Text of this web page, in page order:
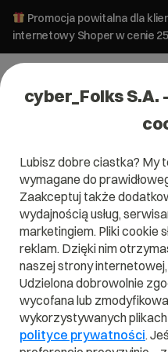
Promocja powitalna dla
internetowy Shoper w cenie
cyber_Folks
Lubisz dobre ciastka? My
wymagane do
Zaakceptuj także
wydajnością usług,
marketingiem. Pliki cookie
reklam. Dzięki nim
naszej strony
Udzielona dobrowolnie
wycofana lub
wykorzystywanych
polityce prywatności.